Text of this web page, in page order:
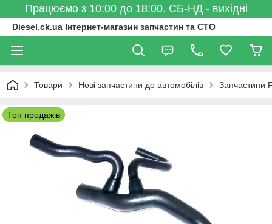
Працюємо з 10:00 до 18:00. СБ-НД - вихідні
Diesel.ck.ua Інтернет-магазин запчастин та СТО
Товари Нові запчастини до автомобілів Запчастини
Топ продажів